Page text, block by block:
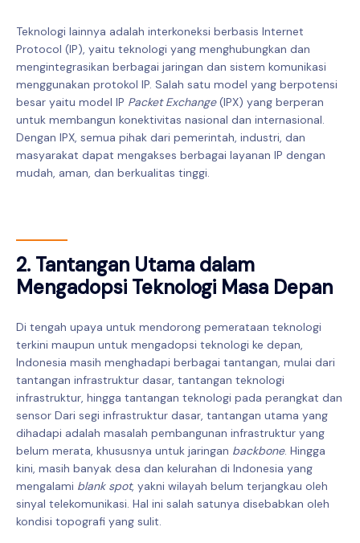
Teknologi lainnya adalah interkoneksi berbasis Internet
Protocol (IP), yaitu teknologi yang menghubungkan dan
mengintegrasikan berbagai jaringan dan sistem komunikasi
menggunakan protokol IP. Salah satu model yang berpotensi
besar yaitu model IP Packet Exchange(IPX) yang berperan
untuk membangun konektivitas nasional dan internasional.
Dengan IPX, semua pihak dari pemerintah, industri, dan
masyarakat dapat mengakses berbagai layanan IP dengan
mudah, aman, dan berkualitas tinggi.
2. Tantangan Utama dalam
Mengadopsi Teknologi Masa Depan
Di tengah upaya untuk mendorong pemerataan teknologi
terkini maupun untuk mengadopsi teknologi ke depan,
Indonesia masih menghadapi berbagai tantangan, mulai dari
tantangan infrastruktur dasar, tantangan teknologi
infrastruktur, hingga tantangan teknologi pada perangkat dan
sensor Dari segi infrastruktur dasar, tantangan utama yang
dihadapi adalah masalah pembangunan infrastruktur yang
belum merata, khususnya untuk jaringan backbone. Hingga
kini, masih banyak desa dan kelurahan di Indonesia yang
mengalami blank spot, yakni wilayah belum terjangkau oleh
sinyal telekomunikasi. Hal ini salah satunya disebabkan oleh
kondisi topografi yang sulit.